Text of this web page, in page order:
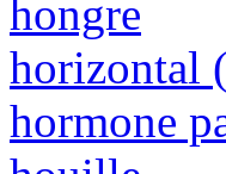
hongre
horizontal
hormone